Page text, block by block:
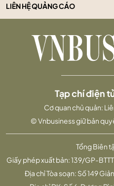
LIÊN HỆ QUẢNG CÁO
Tổng Biên
Giấy phép xuất bản: 139/GP-
Địa chỉ Tòa soạn: Số 149
Tạp chí điện
Cơ quan chủ quản:
© Vnbusiness giữ bản